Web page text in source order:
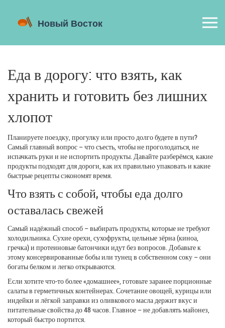
Еда в дорогу: что взять, как
хранить и готовить без лишних
хлопот
Планируете поездку, прогулку или просто долго будете в пути?
Самый главный вопрос – что съесть, чтобы не проголодаться, не
испачкать руки и не испортить продукты. Давайте разберёмся, какие
продукты подходят для дороги, как их правильно упаковать и какие
быстрые рецепты сэкономят время.
Что взять с собой, чтобы еда долго
оставалась свежей
Самый надёжный способ – выбирать продукты, которые не требуют
холодильника. Сухие орехи, сухофрукты, цельные зёрна (киноа,
гречка) и протеиновые батончики идут без вопросов. Добавьте к
этому консервированные бобы или тунец в собственном соку – они
богаты белком и легко открываются.
Если хотите что‑то более «домашнее», готовьте заранее порционные
салаты в герметичных контейнерах. Сочетание овощей, курицы или
индейки и лёгкой заправки из оливкового масла держит вкус и
питательные свойства до 48 часов. Главное – не добавлять майонез,
который быстро портится.